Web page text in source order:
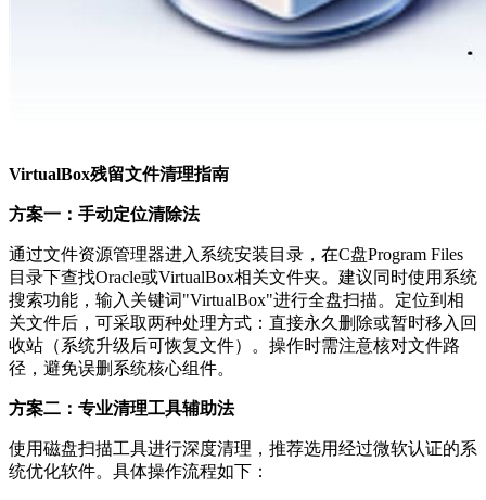
VirtualBox残留文件清理指南
方案一：手动定位清除法
通过文件资源管理器进入系统安装目录，在C盘Program Files
目录下查找Oracle或VirtualBox相关文件夹。建议同时使用系统
搜索功能，输入关键词"VirtualBox"进行全盘扫描。定位到相
关文件后，可采取两种处理方式：直接永久删除或暂时移入回
收站（系统升级后可恢复文件）。操作时需注意核对文件路
径，避免误删系统核心组件。
方案二：专业清理工具辅助法
使用磁盘扫描工具进行深度清理，推荐选用经过微软认证的系
统优化软件。具体操作流程如下：